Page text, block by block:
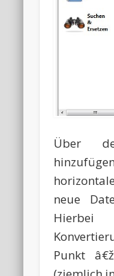
Über
neue
Punkt